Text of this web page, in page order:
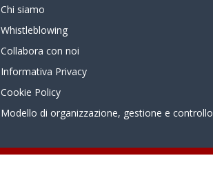
Chi siamo
Whistleblowing
Collabora con noi
Informativa Privacy
Cookie Policy
Modello di organizzazione, gestione e controllo